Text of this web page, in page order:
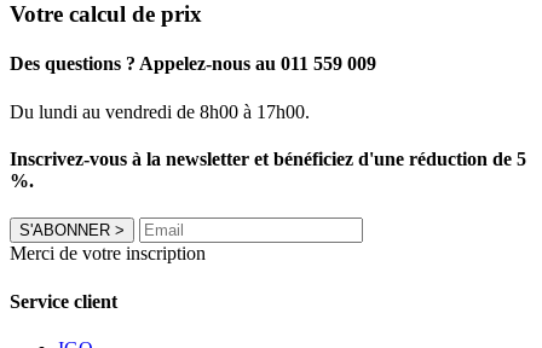
Votre calcul de prix
Des questions ? Appelez-nous au 011 559 009
Du lundi au vendredi de 8h00 à 17h00.
Inscrivez-vous à la newsletter et bénéficiez d'une réduction de 5
%.
S'ABONNER >
Merci de votre inscription
Service client